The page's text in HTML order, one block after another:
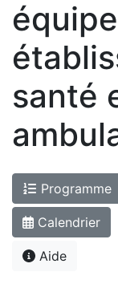
santé
Programme
Calendrier
Aide